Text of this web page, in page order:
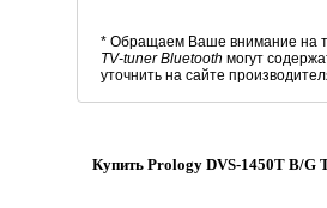
* Обращаем Ваше внимание на
TV-tuner Bluetooth могут
уточнить на сайте
Купить Prology DVS-1450T B/G